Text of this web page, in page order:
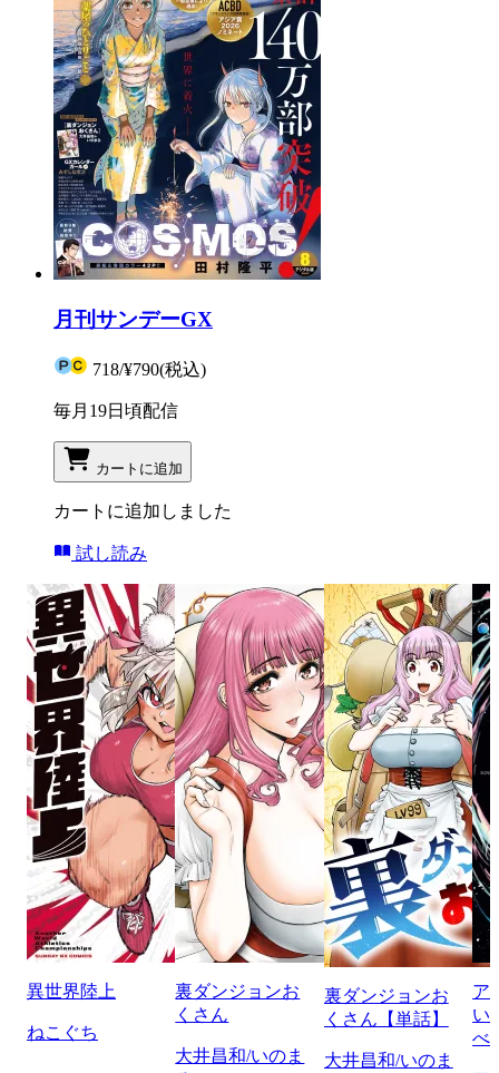
月刊サンデーGX
718/¥790(税込)
毎月19日頃配信
カートに追加
カートに追加しました
試し読み
異世界陸上
ねこぐち
裏ダンジョンお
くさん
大井昌和/いのま
裏ダンジョンお
くさん【単話】
大井昌和/いのま
ア
い
べ